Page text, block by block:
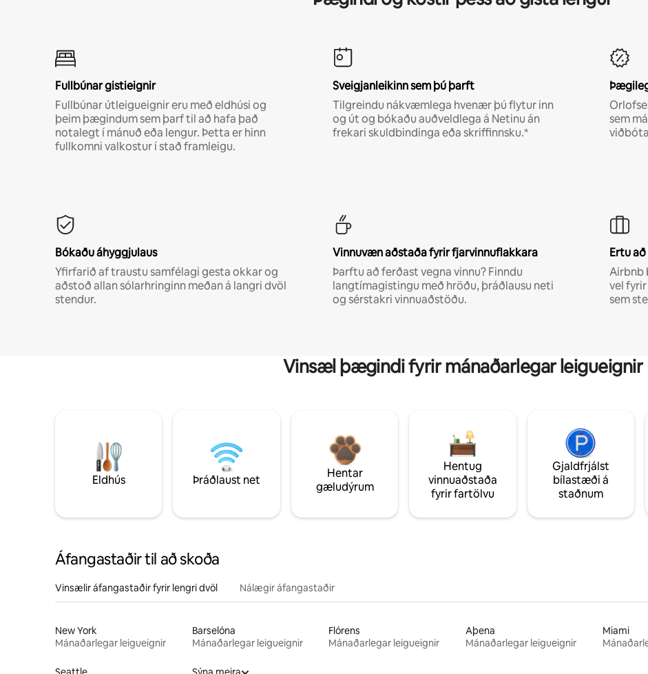
Fullbúnar gistieignir
Fullbúnar útleigueignir eru með eldhúsi og
þeim þægindum sem þarf til að hafa það
notalegt í mánuð eða lengur. Þetta er hinn
fullkomni valkostur í stað framleigu.
Sveigjanleikinn sem þú þarft
Tilgreindu nákvæmlega hvenær þú flytur inn
og út og bókaðu auðveldlega á Netinu án
frekari skuldbindinga eða skriffinnsku.*
sem
Bókaðu áhyggjulaus
Yfirfarið af traustu samfélagi gesta okkar og
aðstoð allan sólarhringinn meðan á langri dvöl
stendur.
Vinnuvæn aðstaða fyrir fjarvinnuflakkara
Þarftu að ferðast vegna vinnu? Finndu
langtímagistingu með hröðu, þráðlausu neti
og sérstakri vinnuaðstöðu.
Ertu
Airbnb
vel
sem
Vinsæl þægindi fyrir mánaðarlegar leigueignir
Eldhús Þráðlaust net
Hentar
gæludýrum
Hentug
vinnuaðstaða
fyrir fartölvu
Gjaldfrjálst
bílastæði á
staðnum
Áfangastaðir til að skoða
Vinsælir áfangastaðir fyrir lengri dvöl Nálægir áfangastaðir
New York
Mánaðarlegar leigueignir
Barselóna
Mánaðarlegar leigueignir
Flórens
Mánaðarlegar leigueignir
Aþena
Mánaðarlegar leigueignir
Miami